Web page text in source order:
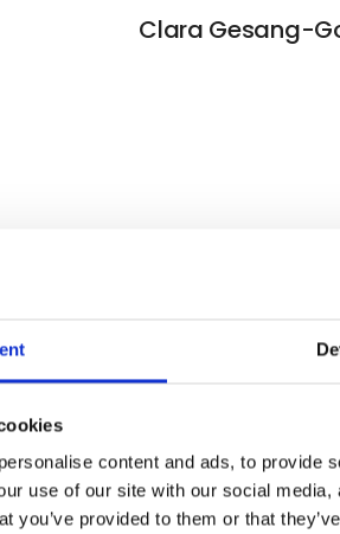
content and ads, to provide
use of our site with our social
you’ve provided to them or that
Clara Gesang-